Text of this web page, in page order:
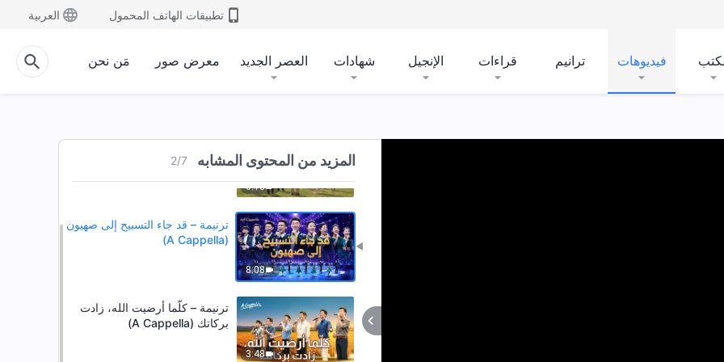
تطبيقات الهاتف المحمول العربية
فيديوهات ترانيم قراءات الإنجيل شهادات العصر الجديد معرض صور مَن نحن
المزيد من المحتوى المشابه 2/7
6:18
ترنيمة – قد جاء التسبيح إلى صهيون
8:08
ترنيمة – قد جاء التسبيح إلى صهيون
(A Cappella)
3:48
ترنيمة – كلّما أرضيت الله، زادت
بركاتك (A Cappella)